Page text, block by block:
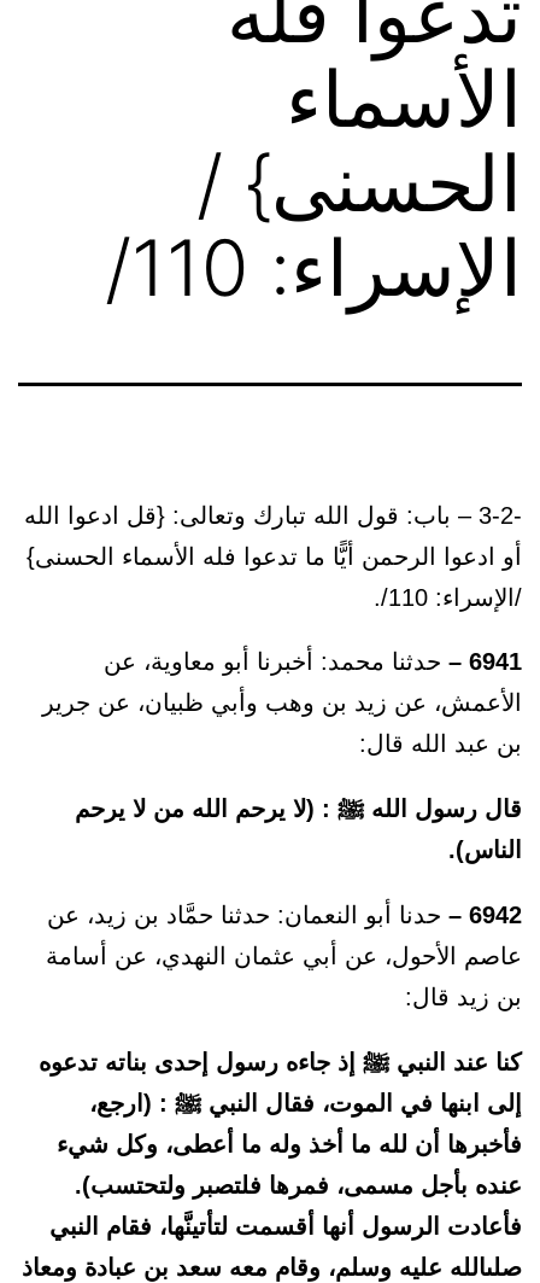
الأسماء
الحسنى} /
الإسراء: 110/
-3-2 – باب: قول الله تبارك وتعالى: {قل ادعوا الله
أو ادعوا الرحمن أيًّا ما تدعوا فله الأسماء الحسنى}
/الإسراء: 110/.
6941 –
حدثنا محمد: أخبرنا أبو معاوية، عن
الأعمش، عن زيد بن وهب وأبي ظبيان، عن جرير
بن عبد الله قال:
قال رسول الله ﷺ : (لا يرحم الله من لا يرحم
الناس).
6942 –
حدنا أبو النعمان: حدثنا حمَّاد بن زيد، عن
عاصم الأحول، عن أبي عثمان النهدي، عن أسامة
بن زيد قال:
كنا عند النبي ﷺ إذ جاءه رسول إحدى بناته تدعوه
إلى ابنها في الموت، فقال النبي ﷺ : (ارجع،
فأخبرها أن لله ما أخذ وله ما أعطى، وكل شيء
عنده بأجل مسمى، فمرها فلتصبر ولتحتسب).
فأعادت الرسول أنها أقسمت لتأتينَّها، فقام النبي
صلىالله عليه وسلم، وقام معه سعد بن عبادة ومعاذ